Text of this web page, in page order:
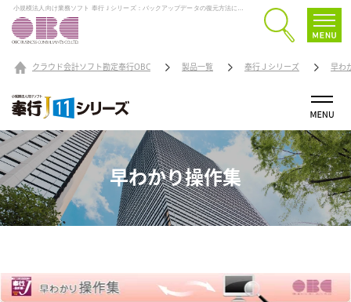
小規模法人向け業務ソフト 奉行Ｊシリーズ：バックアップデータの復元方法について
クラウド会計ソフト勘定奉行OBC 製品一覧 奉行Ｊシリーズ 早わ
早わかり操作集